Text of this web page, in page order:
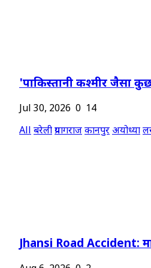
'पाकिस्तानी कश्मीर जैसा
Jul 30, 2026 0 14
Allबरेलीप्रयागराजकानपुरअयोध्या
Jhansi Road Accident: